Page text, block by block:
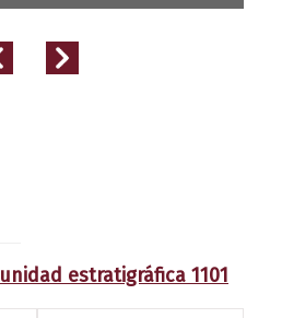
unidad estratigráfica 1101